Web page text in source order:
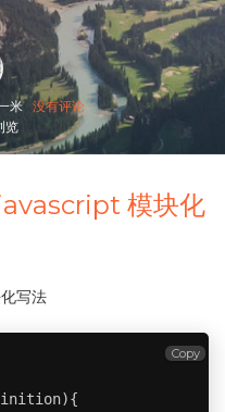
米
没有评论
览
模块化
写法
){
Copy